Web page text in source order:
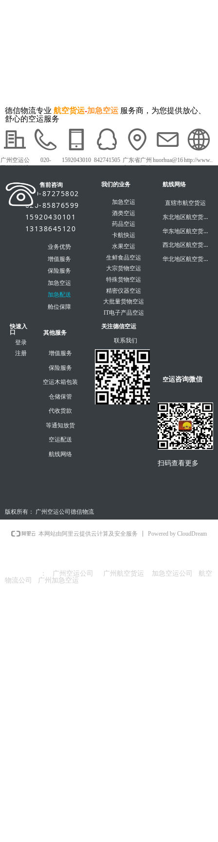
加急空运
酒类空运
药品空运
卡航快运
水果空运
生鲜食品空运
大宗货物空运
特殊货物空运
精密仪器空运
大批量货物空运
IT电子产品空运
我们的业务
直辖市航空货运
东北地区航空货运
华东地区航空货运
西北地区航空货运
华北地区航空货运
航线网络
登录
注册
快速入
口
增值服务
保险服务
空运木箱包装
仓储保管
代收货款
等通知放货
空运配送
航线网络
其他服务
联系我们
关注德信空运
业务优势
增值服务
保险服务
加急空运
加急配送
舱位保障
售前咨询
020-87275802
020-85876599
15920430101
13138645120
扫码查看更多
空运咨询微信
版权所有： 广州空运公司德信物流
： 广州空运公司 广州航空货运 加急空运公司 航空
物流公司 广州加急空运
广州空运公
020-
1592043010 842741505 广东省广州
号白云农批
huorhua@16http://www..
德信物流专业 航空货运-加急空运 服务商，为您提供放心、
舒心的空运服务
本网站由阿里云提供云计算及安全服务 Powered by CloudDream